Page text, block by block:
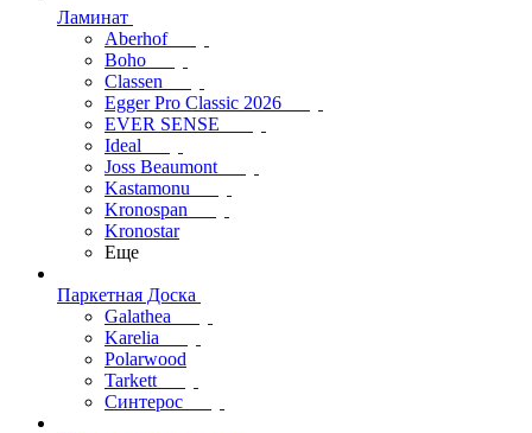
Ламинат
Aberhof
Boho
Classen
Egger Pro Classic 2026
EVER SENSE
Ideal
Joss Beaumont
Kastamonu
Kronospan
Kronostar
Еще
Паркетная Доска
Galathea
Karelia
Polarwood
Tarkett
Синтерос